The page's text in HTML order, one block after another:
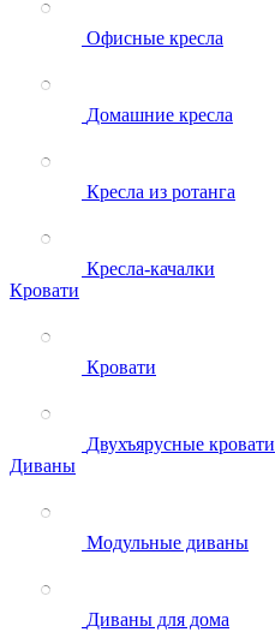
Офисные кресла
Домашние кресла
Кресла из ротанга
Кресла-качалки
Кровати
Кровати
Двухъярусные кровати
Диваны
Модульные диваны
Диваны для дома